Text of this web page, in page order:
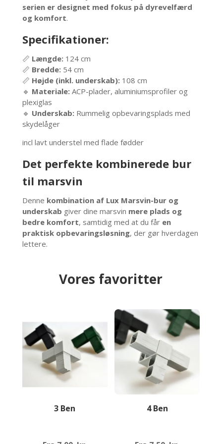
serien er designet med fokus på dyrevelfærd
og komfort.
Specifikationer:
📏 Længde:124 cm
📏 Bredde:54 cm
📏 Højde (inkl. underskab):108 cm
🔹 Materiale:ACP-plader, aluminiumsprofiler og
plexiglas
🔹 Underskab:Rummelig opbevaringsplads med
skydelåger
incl lavt understel med flade fødder
Det perfekte kombinerede bur
til marsvin
Denne kombination af Lux Marsvin-bur og
underskab giver dine marsvin mere plads og
bedre komfort, samtidig med at du får en
praktisk opbevaringsløsning, der gør hverdagen
lettere.
Vores favoritter
3 Ben 4 Ben